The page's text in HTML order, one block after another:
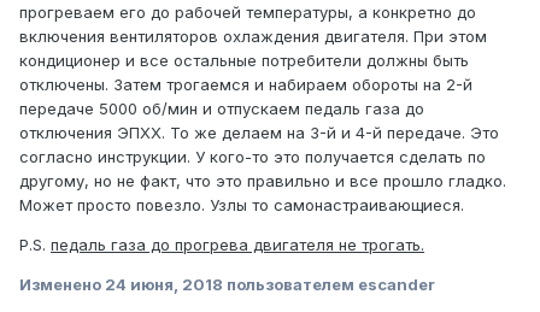
прогреваем его до рабочей температуры, а конкретно до
включения вентиляторов охлаждения двигателя. При этом
кондиционер и все остальные потребители должны быть
отключены. Затем трогаемся и набираем обороты на 2-й
передаче 5000 об/мин и отпускаем педаль газа до
отключения ЭПХХ. То же делаем на 3-й и 4-й передаче. Это
согласно инструкции. У кого-то это получается сделать по
другому, но не факт, что это правильно и все прошло гладко.
Может просто повезло. Узлы то самонастраивающиеся.
P.S. педаль газа до прогрева двигателя не трогать.
Изменено 24 июня, 2018 пользователем escander